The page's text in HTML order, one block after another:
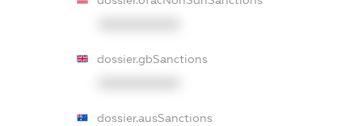
dossier.gbSanctions
dossier.ausSanctions